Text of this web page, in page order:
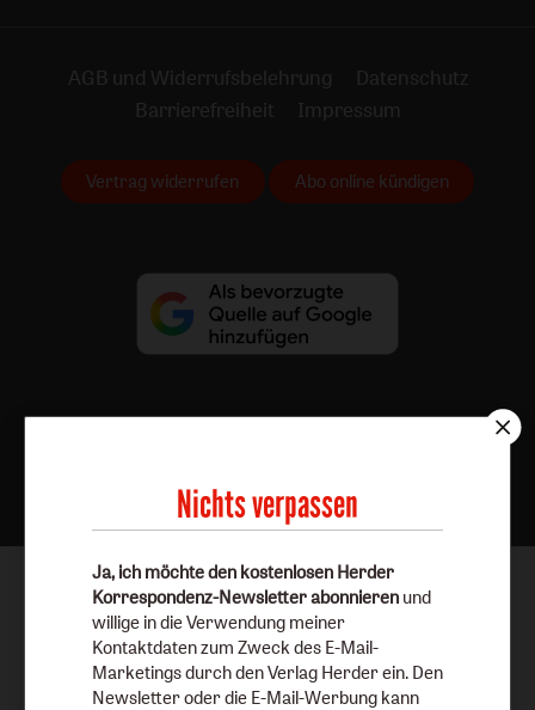
AGB und Widerrufsbelehrung
Datenschutz
Barrierefreiheit
Impressum
Vertrag widerrufen Abo online kündigen
Nichts verpassen
Ja, ich möchte den kostenlosen Herder
Korrespondenz-Newsletter abonnieren und
willige in die Verwendung meiner
Kontaktdaten zum Zweck des E-Mail-
Marketings durch den Verlag Herder ein. Den
Newsletter oder die E-Mail-Werbung kann